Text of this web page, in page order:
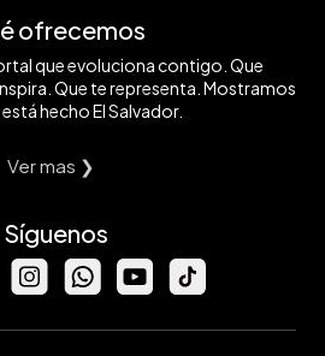
ofrecemos
que evoluciona contigo. Que
Que te representa. Mostramos
hecho El Salvador.
Ver mas ❯
Síguenos